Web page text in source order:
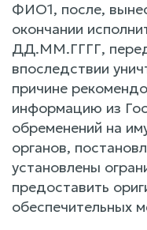
ФИО1, после,
окончании
ДД.ММ.ГГГГ,
впоследствии
причине
информацию из
обременений на
органов,
установлены
предоставить
обеспечительных